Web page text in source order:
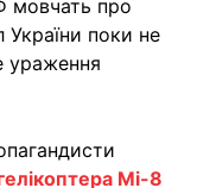
мовчать про
України поки не
ураження
Мі-8